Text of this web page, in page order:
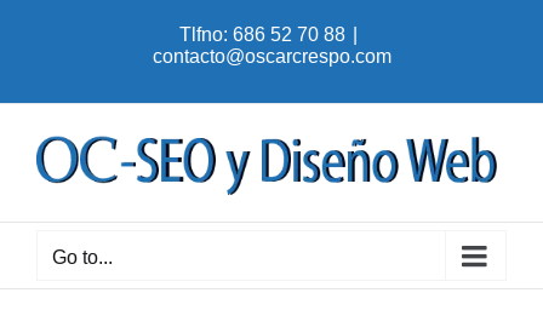
Tlfno: 686 52 70 88
contacto@oscarcrespo.com
Go to...